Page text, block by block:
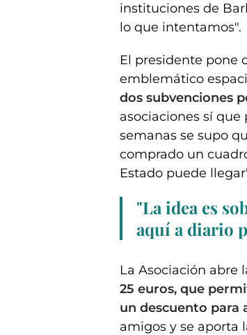
instituciones de
lo que intentamos".
El presidente pone
emblemático
dos subvenciones
asociaciones sí
semanas se supo
comprado un
Estado puede
"La idea es
aquí a diario
La Asociación abre
25 euros, que
un descuento para
amigos y se aporta